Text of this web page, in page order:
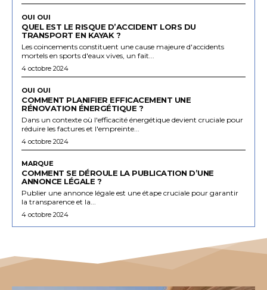
OUI OUI
QUEL EST LE RISQUE D’ACCIDENT LORS DU
TRANSPORT EN KAYAK ?
Les coincements constituent une cause majeure d'accidents
mortels en sports d'eaux vives, un fait...
4 octobre 2024
OUI OUI
COMMENT PLANIFIER EFFICACEMENT UNE
RÉNOVATION ÉNERGÉTIQUE ?
Dans un contexte où l'efficacité énergétique devient cruciale pour
réduire les factures et l'empreinte...
4 octobre 2024
MARQUE
COMMENT SE DÉROULE LA PUBLICATION D’UNE
ANNONCE LÉGALE ?
Publier une annonce légale est une étape cruciale pour garantir
la transparence et la...
4 octobre 2024